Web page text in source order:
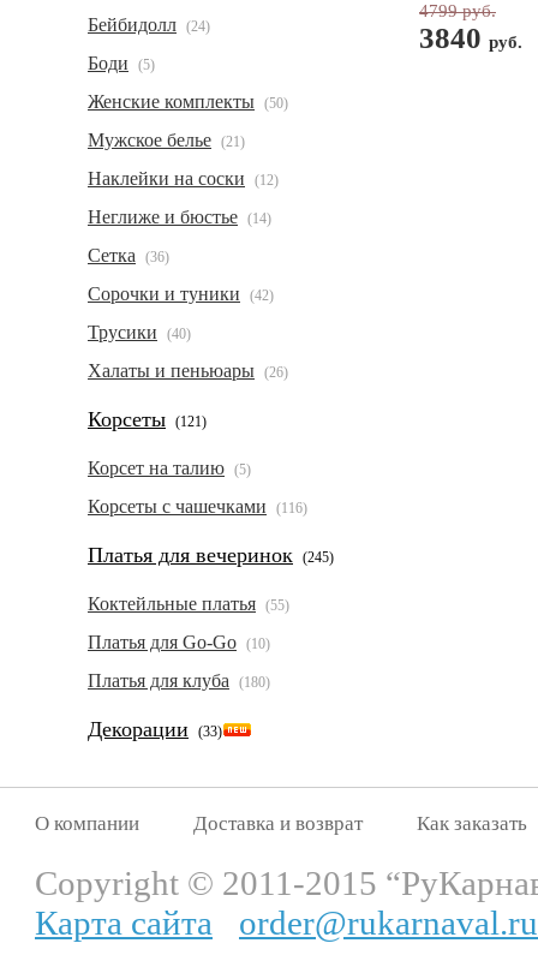
Бейбидолл (24)
Боди (5)
Женские комплекты (50)
Мужское белье (21)
Наклейки на соски (12)
Неглиже и бюстье (14)
Сетка (36)
Сорочки и туники (42)
Трусики (40)
Халаты и пеньюары (26)
Корсеты (121)
Корсет на талию (5)
Корсеты с чашечками (116)
Платья для вечеринок (245)
Коктейльные платья (55)
Платья для Go-Go (10)
Платья для клуба (180)
Декорации (33)
4799 руб.
3840 руб.
О компании Доставка и возврат Как заказать
Copyright © 2011-2015
Карта сайта
order@rukarnaval.ru